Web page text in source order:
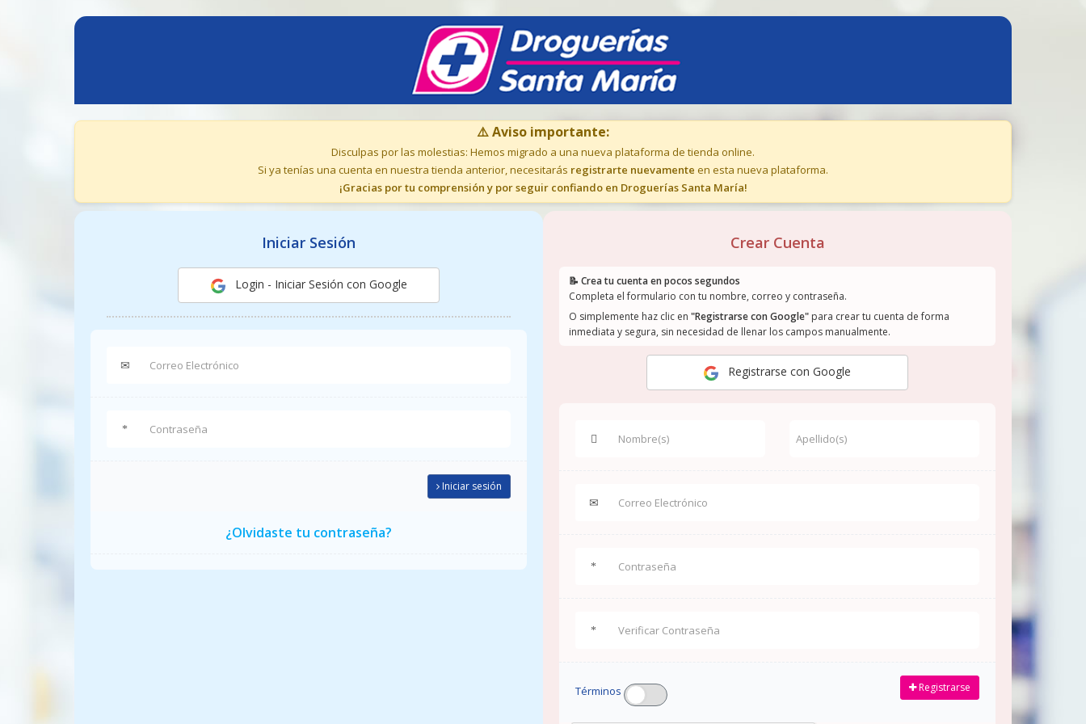
⚠️ Aviso importante:
Disculpas por las molestias: Hemos migrado a una nueva plataforma de tienda online.
Si ya tenías una cuenta en nuestra tienda anterior, necesitarás registrarte nuevamente en esta nueva plataforma.
¡Gracias por tu comprensión y por seguir confiando en Droguerías Santa María!
Iniciar Sesión
Login - Iniciar Sesión con Google
Iniciar sesión
¿Olvidaste tu contraseña?
Crear Cuenta
📝 Crea tu cuenta en pocos segundos
Completa el formulario con tu nombre, correo y contraseña.
O simplemente haz clic en "Registrarse con Google" para crear tu cuenta de forma
inmediata y segura, sin necesidad de llenar los campos manualmente.
Registrarse con Google
Términos Registrarse